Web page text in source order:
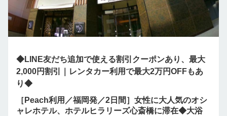
◆LINE友だち追加で使える割引クーポンあり、最大
2,000円割引｜レンタカー利用で最大2万円OFFもあ
り◆
［Peach利用／福岡発／2日間］女性に大人気のオシ
ャレホテル、ホテルヒラリーズ心斎橋に滞在◆大浴